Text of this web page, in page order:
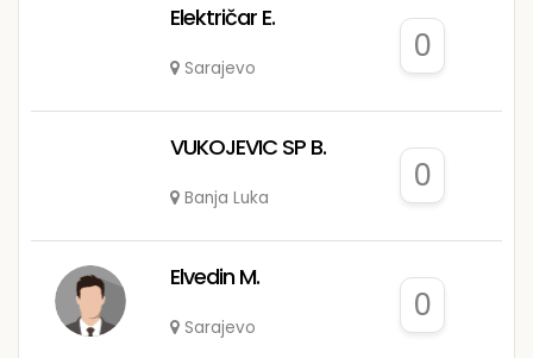
Električar E.
Sarajevo
0
VUKOJEVIC SP B.
Banja Luka
0
Elvedin M.
Sarajevo
0